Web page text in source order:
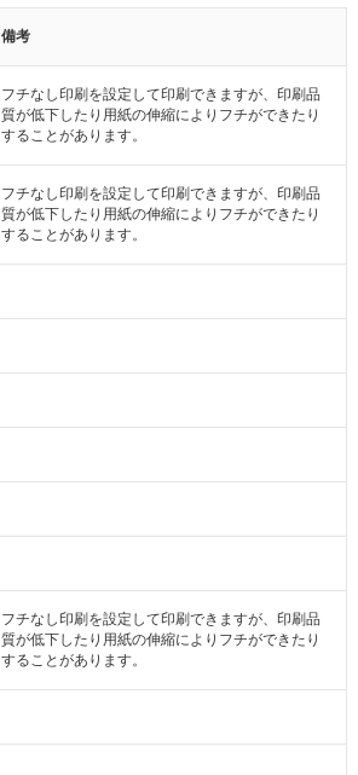
備考
フチなし印刷を設定して印刷できますが、印刷品
質が低下したり用紙の伸縮によりフチができたり
することがあります。
フチなし印刷を設定して印刷できますが、印刷品
質が低下したり用紙の伸縮によりフチができたり
することがあります。
フチなし印刷を設定して印刷できますが、印刷品
質が低下したり用紙の伸縮によりフチができたり
することがあります。